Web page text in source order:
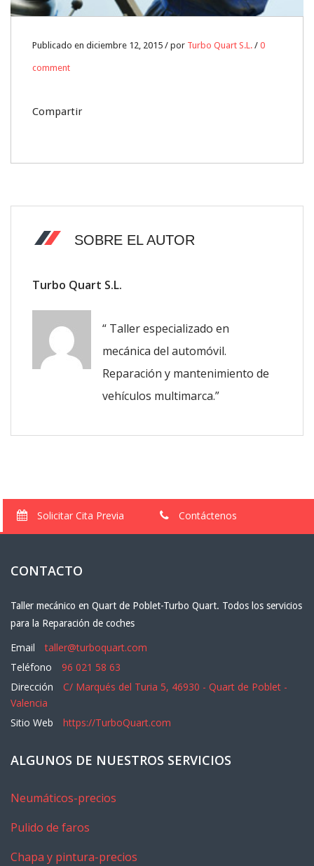
Publicado en diciembre 12, 2015 / por Turbo Quart S.L. / 0
comment
Compartir
SOBRE EL AUTOR
Turbo Quart S.L.
“ Taller especializado en
mecánica del automóvil.
Reparación y mantenimiento de
vehículos multimarca.”
Solicitar Cita Previa Contáctenos
CONTACTO
Taller mecánico en Quart de Poblet-Turbo Quart. Todos los servicios
para la Reparación de coches
Email
taller@turboquart.com
Teléfono
96 021 58 63
Dirección
C/ Marqués del Turia 5, 46930 - Quart de Poblet -
Valencia
Sitio Web
https://TurboQuart.com
ALGUNOS DE NUESTROS SERVICIOS
Neumáticos-precios
Pulido de faros
Chapa y pintura-precios